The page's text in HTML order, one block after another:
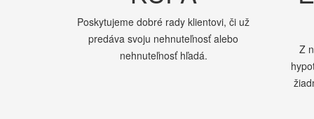
Poskytujeme dobré rady klientovi, či už
predáva svoju nehnuteľnosť alebo
nehnuteľnosť hľadá.
Z